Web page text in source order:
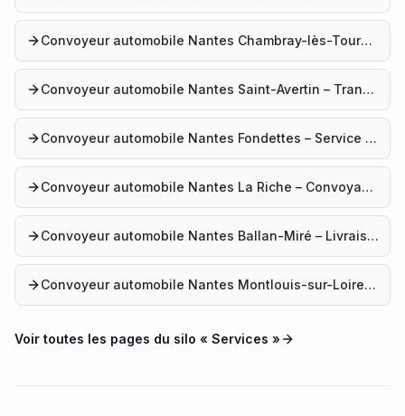
Convoyeur automobile Nantes Chambray-lès-Tours – Convoyage auto
Convoyeur automobile Nantes Saint-Avertin – Transport voiture
Convoyeur automobile Nantes Fondettes – Service professionnel
Convoyeur automobile Nantes La Riche – Convoyage véhicule
Convoyeur automobile Nantes Ballan-Miré – Livraison voiture
Convoyeur automobile Nantes Montlouis-sur-Loire – Service convoyage
Voir toutes les pages du silo « Services »